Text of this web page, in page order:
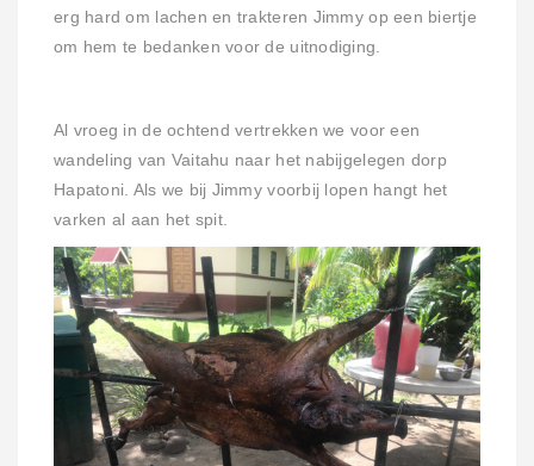
erg hard om lachen en trakteren Jimmy op een biertje
om hem te bedanken voor de uitnodiging.
Al vroeg in de ochtend vertrekken we voor een
wandeling van Vaitahu naar het nabijgelegen dorp
Hapatoni. Als we bij Jimmy voorbij lopen hangt het
varken al aan het spit.